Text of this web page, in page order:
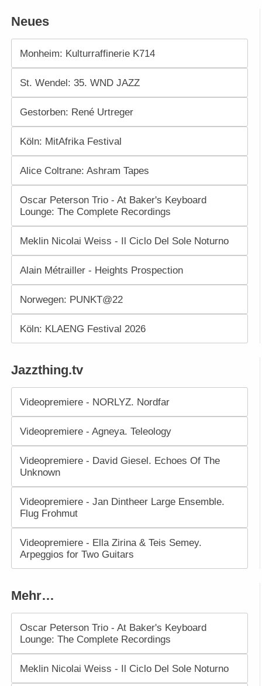
Neues
Monheim: Kulturraffinerie K714
St. Wendel: 35. WND JAZZ
Gestorben: René Urtreger
Köln: MitAfrika Festival
Alice Coltrane: Ashram Tapes
Oscar Peterson Trio - At Baker's Keyboard
Lounge: The Complete Recordings
Meklin Nicolai Weiss - Il Ciclo Del Sole Noturno
Alain Métrailler - Heights Prospection
Norwegen: PUNKT@22
Köln: KLAENG Festival 2026
Jazzthing.tv
Videopremiere - NORLYZ. Nordfar
Videopremiere - Agneya. Teleology
Videopremiere - David Giesel. Echoes Of The
Unknown
Videopremiere - Jan Dintheer Large Ensemble.
Flug Frohmut
Videopremiere - Ella Zirina & Teis Semey.
Arpeggios for Two Guitars
Mehr…
Oscar Peterson Trio - At Baker's Keyboard
Lounge: The Complete Recordings
Meklin Nicolai Weiss - Il Ciclo Del Sole Noturno